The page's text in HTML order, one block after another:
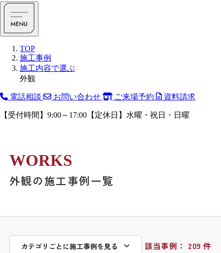
TOP
施工事例
施工内容で選ぶ
外観
電話相談 お問い合わせ ご来場予約 資料請求
【受付時間】9:00～17:00【定休日】水曜・祝日・日曜
WORKS
外観の施工事例一覧
カテゴリごとに施工事例を見る 該当事例： 209 件